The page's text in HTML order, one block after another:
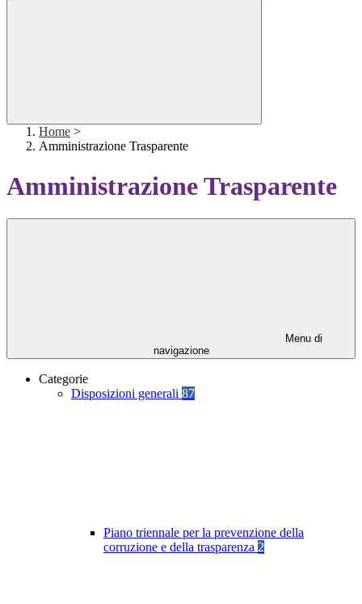
Home >
Amministrazione Trasparente
Amministrazione Trasparente
Menu di
navigazione
Categorie
Disposizioni generali 87
Piano triennale per la prevenzione della
corruzione e della trasparenza 2